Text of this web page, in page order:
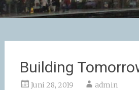
Building
Juni 28, 2019 admin